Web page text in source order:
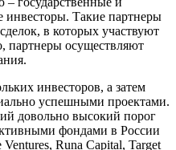
инвесторы. Такие партнеры
в которых участвуют
партнеры осуществляют
инвесторов, а затем
успешными проектами.
довольно высокий порог
фондами в России
Runa Capital, Target